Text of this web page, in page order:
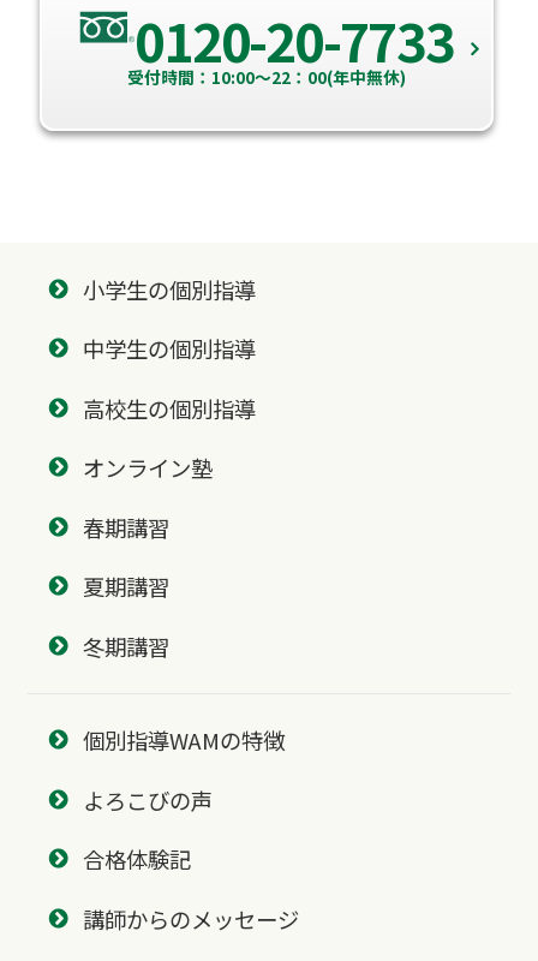
0120-20-7733
受付時間：10:00～22：00(年中無休)
小学生の個別指導
中学生の個別指導
高校生の個別指導
オンライン塾
春期講習
夏期講習
冬期講習
個別指導WAMの特徴
よろこびの声
合格体験記
講師からのメッセージ